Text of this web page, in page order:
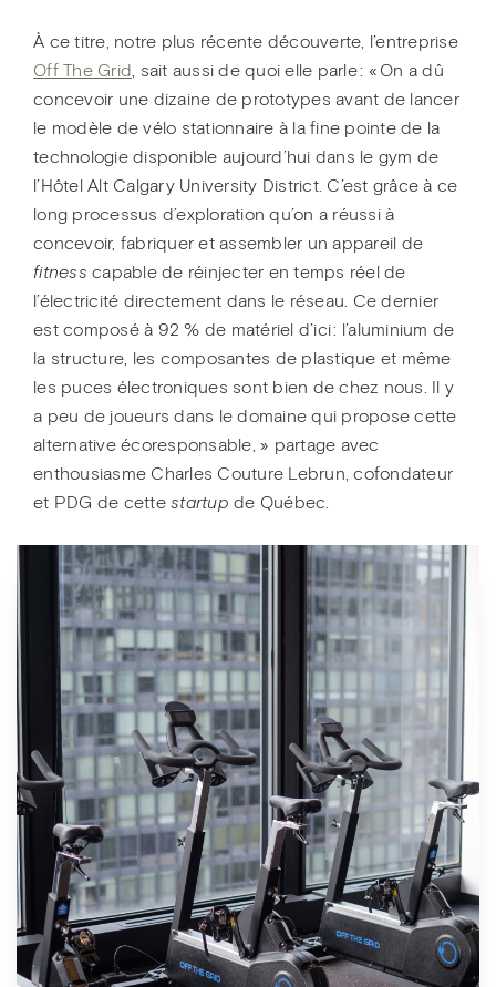
À ce titre, notre plus récente découverte, l’entreprise
Off The Grid
, sait aussi de quoi elle parle : « On a dû
concevoir une dizaine de prototypes avant de lancer
le modèle de vélo stationnaire à la fine pointe de la
technologie disponible aujourd’hui dans le gym de
l’Hôtel Alt Calgary University District. C’est grâce à ce
long processus d’exploration qu’on a réussi à
concevoir, fabriquer et assembler un appareil de
fitness capable de réinjecter en temps réel de
l’électricité directement dans le réseau. Ce dernier
est composé à 92 % de matériel d’ici : l’aluminium de
la structure, les composantes de plastique et même
les puces électroniques sont bien de chez nous. Il y
a peu de joueurs dans le domaine qui propose cette
alternative écoresponsable, » partage avec
enthousiasme Charles Couture Lebrun, cofondateur
et PDG de cette startup de Québec.